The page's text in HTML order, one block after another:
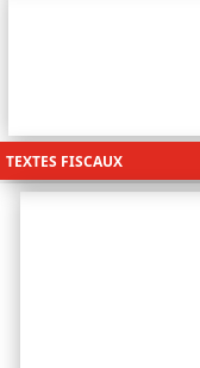
TEXTES FISCAUX